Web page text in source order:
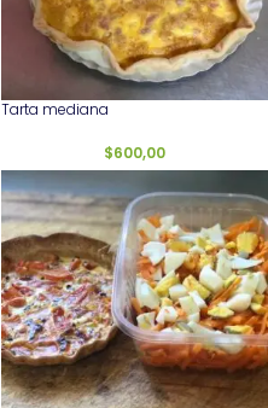
Tarta mediana
$600,00